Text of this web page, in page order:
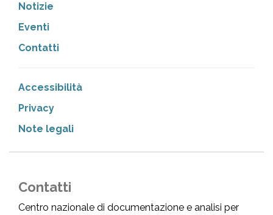
Notizie
Eventi
Contatti
Accessibilità
Privacy
Note legali
Contatti
Centro nazionale di documentazione e analisi per